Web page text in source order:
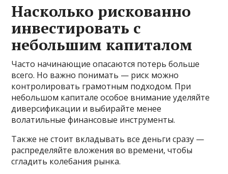
Насколько рискованно
инвестировать с
небольшим капиталом
Часто начинающие опасаются потерь больше
всего. Но важно понимать — риск можно
контролировать грамотным подходом. При
небольшом капитале особое внимание уделяйте
диверсификации и выбирайте менее
волатильные финансовые инструменты.
Также не стоит вкладывать все деньги сразу —
распределяйте вложения во времени, чтобы
сгладить колебания рынка.